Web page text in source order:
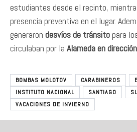
estudiantes desde el recinto,
presencia preventiva en el lugar.
generaron desvíos de tránsitopara
circulaban por la Alameda en
BOMBAS MOLOTOV CARABINEROS
INSTITUTO NACIONAL
SANTIAGO
VACACIONES DE INVIERNO